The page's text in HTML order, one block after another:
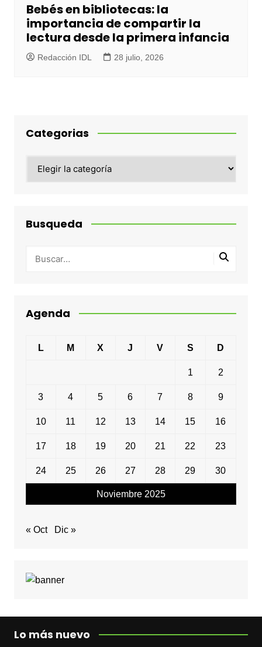
Bebés en bibliotecas: la
importancia de compartir la
lectura desde la primera infancia
Redacción IDL 28 julio, 2026
Categorias
Busqueda
Agenda
Noviembre 2025
L M X J V S D
1 2
3 4 5 6 7 8 9
10 11 12 13 14 15 16
17 18 19 20 21 22 23
24 25 26 27 28 29 30
« Oct Dic »
Lo más nuevo